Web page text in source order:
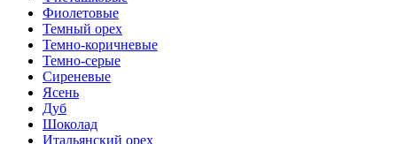
Фиолетовые
Темный орех
Темно-коричневые
Темно-серые
Сиреневые
Ясень
Дуб
Шоколад
Итальянский орех